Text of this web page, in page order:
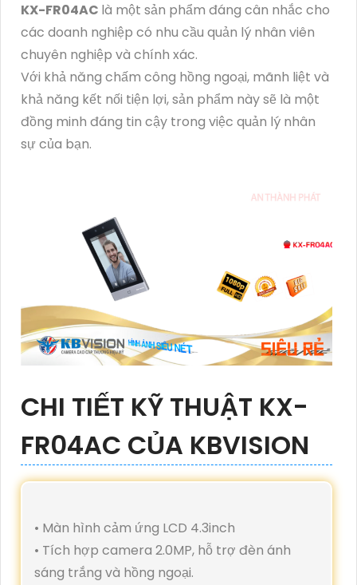
KX-FR04AC là một sản phẩm đáng cân nhắc cho
các doanh nghiệp có nhu cầu quản lý nhân viên
chuyên nghiệp và chính xác.
Với khả năng chấm công hồng ngoại, mãnh liệt và
khả năng kết nối tiện lợi, sản phẩm này sẽ là một
đồng minh đáng tin cậy trong việc quản lý nhân
sự của bạn.
CHI TIẾT KỸ THUẬT KX-
FR04AC CỦA KBVISION
• Màn hình cảm ứng LCD 4.3inch
• Tích hợp camera 2.0MP, hỗ trợ đèn ánh
sáng trắng và hồng ngoại.